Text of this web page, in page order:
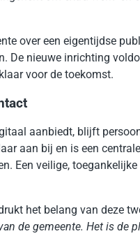
over een eigentijdse
De nieuwe inrichting
voor de toekomst.
aanbiedt, blijft
aan bij en is een
Een veilige,
het belang van deze
de gemeente. Het is de